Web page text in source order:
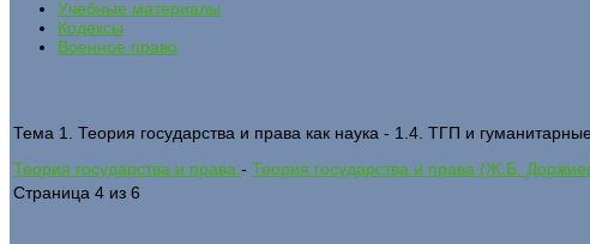
Учебные материалы
Кодексы
Военное право
Тема 1. Теория государства и права как наука - 1.4. ТГП и
Теория государства и права - Теория государства и права (Ж.Б.
Страница 4 из 6